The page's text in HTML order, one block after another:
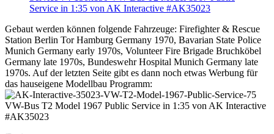
Gebaut werden können folgende Fahrzeuge: Firefighter & Rescue
Station Berlin Tor Hamburg Germany 1970, Bavarian State Police
Munich Germany early 1970s, Volunteer Fire Brigade Bruchköbel
Germany late 1970s, Bundeswehr Hospital Munich Germany late
1970s. Auf der letzten Seite gibt es dann noch etwas Werbung für
das hauseigene Modellbau Programm: